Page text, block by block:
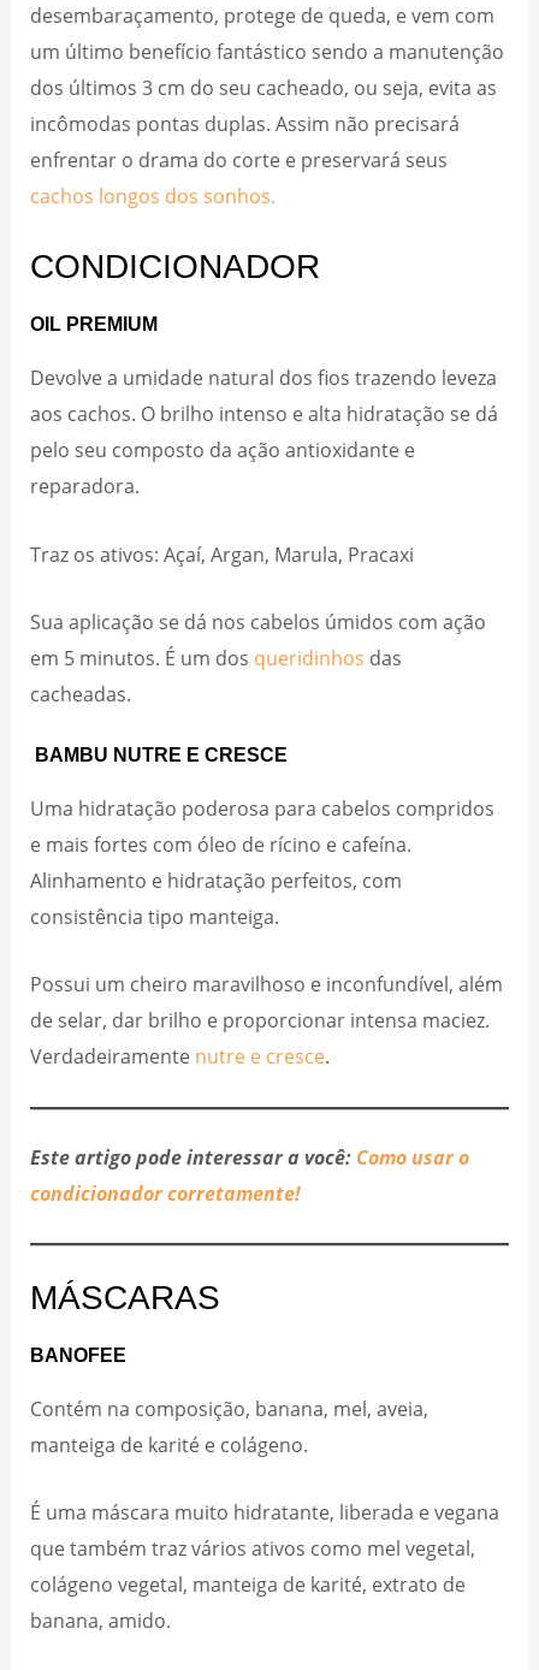
desembaraçamento, protege de queda, e vem com
um último benefício fantástico sendo a manutenção
dos últimos 3 cm do seu cacheado, ou seja, evita as
incômodas pontas duplas. Assim não precisará
enfrentar o drama do corte e preservará seus
cachos longos dos sonhos.
CONDICIONADOR
OIL PREMIUM
Devolve a umidade natural dos fios trazendo leveza
aos cachos. O brilho intenso e alta hidratação se dá
pelo seu composto da ação antioxidante e
reparadora.
Traz os ativos: Açaí, Argan, Marula, Pracaxi
Sua aplicação se dá nos cabelos úmidos com ação
em 5 minutos. É um dos queridinhos das
cacheadas.
BAMBU NUTRE E CRESCE
Uma hidratação poderosa para cabelos compridos
e mais fortes com óleo de rícino e cafeína.
Alinhamento e hidratação perfeitos, com
consistência tipo manteiga.
Possui um cheiro maravilhoso e inconfundível, além
de selar, dar brilho e proporcionar intensa maciez.
Verdadeiramente nutre e cresce.
Este artigo pode interessar a você: Como usar o
condicionador corretamente!
MÁSCARAS
BANOFEE
Contém na composição, banana, mel, aveia,
manteiga de karité e colágeno.
É uma máscara muito hidratante, liberada e vegana
que também traz vários ativos como mel vegetal,
colágeno vegetal, manteiga de karité, extrato de
banana, amido.